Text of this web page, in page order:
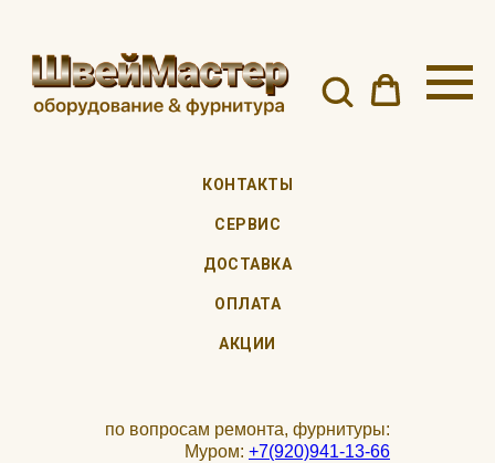
КОНТАКТЫ
СЕРВИС
ДОСТАВКА
ОПЛАТА
АКЦИИ
по вопросам ремонта, фурнитуры:
Муром: +7(920)941-13-66